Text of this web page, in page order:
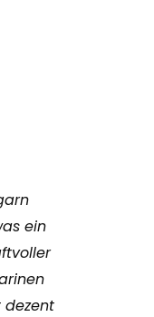
ein
dezent